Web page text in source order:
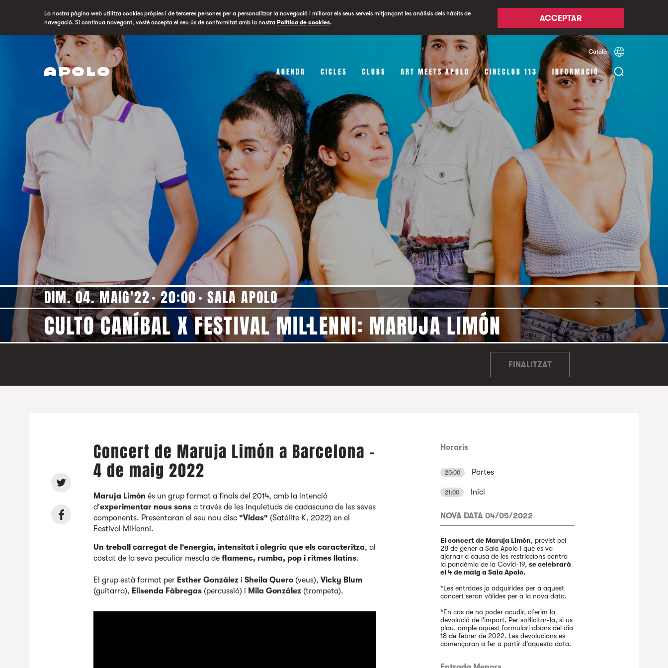
La nostra pàgina web utilitza cookies pròpies i de terceres persones per a personalitzar la navegació i millorar els seus serveis mitjançant les anàlisis dels hàbits de
navegació. Si continua navegant, vostè accepta el seu ús de conformitat amb la nostra Política de cookies. ACCEPTAR
Català Español
AGENDA CICLES CLUBS ART MEETS APOLO CINECLUB 113 INFORMACIÓ
DIM. 04. MAIG'22 20:00 SALA APOLO
CULTO CANÍBAL X FESTIVAL MIL·LENNI: MARUJA LIMÓN
FINALITZAT
Concert de Maruja Limón a Barcelona -
4 de maig 2022
Maruja Limónés un grup format a finals del 2014, amb la intenció
d'experimentar nous sonsa través de les inquietuds de cadascuna de les seves
components. Presentaranel seu nou disc"Vidas" (Satélite K, 2022) en el
Festival Mil·lenni.
Un treball carregat de l'energia, intensitat i alegria que els caracteritza, al
costat de la seva peculiar mescla deflamenc, rumba, pop i ritmes llatins.
El grup està format per Esther González iSheila Quero (veus),Vicky Blum
(guitarra), Elisenda Fàbregas (percussió) i Mila González (trompeta).
Horaris
20:00 Portes
21:00 Inici
NOVA DATA 04/05/2022
El concert de Maruja Limón, previst pel
28 de gener a Sala Apolo i que es va
ajornar a causa de les restriccions contra
la pandèmia de la Covid-19,se celebrarà
el 4 de maig a Sala Apolo.
*Les entrades ja adquirides per a aquest
concert seran vàlides per a la nova data.
*En cas de no poder acudir, oferim la
devolució de l'import. Per sol·licitar-la, si us
plau,omple aquest formulariabans del dia
18 de febrer de 2022. Les devolucions es
començaran a fer a partir d'aquesta data.